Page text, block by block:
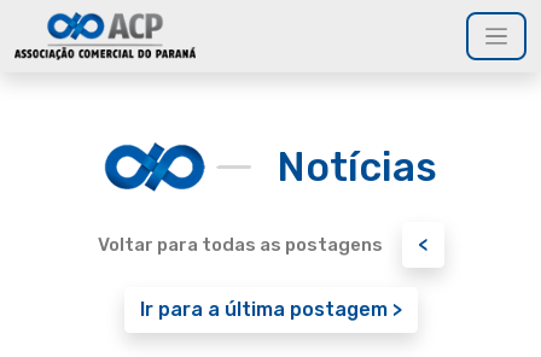
Notícias
Voltar para todas as postagens <
Ir para a última postagem >